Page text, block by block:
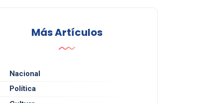
Más Artículos
Nacional
Política